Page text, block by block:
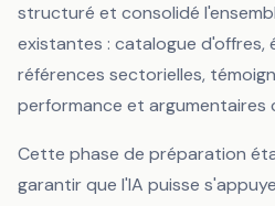
structuré et consolidé
existantes : catalogue d'offres,
références sectorielles,
performance et argumentaires
Cette phase de préparation
garantir que l'IA puisse